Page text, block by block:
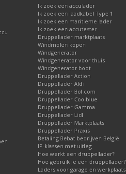
Ik zoek een acculader
Ik zoek een laadkabel Type 1
Ik zoek een maritieme lader
Ik zoek een accutester
Druppellader marktplaats
Windmolen kopen
Windgenerator
Windgenerator voor thuis
Windgenerator boot
Druppellader Action
Druppellader Aldi
Druppellader Bol.com
Druppellader Coolblue
Druppellader Gamma
Druppellader Lidl
Druppellader Marktplaats
Druppellader Praxis
Betaling Bebat bedrijven België
IP-klassen met uitleg
Hoe werkt een druppellader?
Hoe gebruik je een druppellader?
Laders voor garage en werkplaats